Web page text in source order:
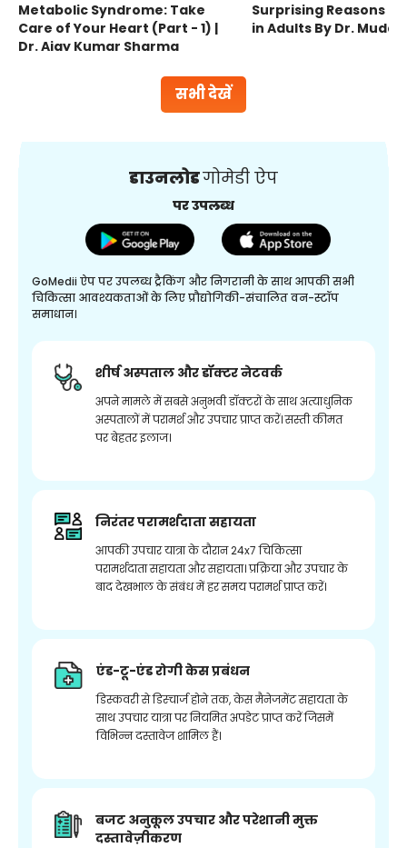
सभी देखें
Metabolic Syndrome: Take
Care of Your Heart (Part - 1) |
Dr. Ajay Kumar Sharma
Surprising Reasons
in Adults By Dr.
डाउनलोडगोमेडी ऐप
पर उपलब्ध
GoMedii ऐप पर उपलब्ध ट्रैकिंग और निगरानी के साथ आपकी सभी
चिकित्सा आवश्यकताओं के लिए प्रौद्योगिकी-संचालित वन-स्टॉप
समाधान।
शीर्ष अस्पताल और डॉक्टर नेटवर्क
अपने मामले में सबसे अनुभवी डॉक्टरों के साथ अत्याधुनिक
अस्पतालों में परामर्श और उपचार प्राप्त करें। सस्ती कीमत
पर बेहतर इलाज।
निरंतर परामर्शदाता सहायता
आपकी उपचार यात्रा के दौरान 24x7 चिकित्सा
परामर्शदाता सहायता और सहायता। प्रक्रिया और उपचार के
बाद देखभाल के संबंध में हर समय परामर्श प्राप्त करें।
एंड-टू-एंड रोगी केस प्रबंधन
डिस्कवरी से डिस्चार्ज होने तक, केस मैनेजमेंट सहायता के
साथ उपचार यात्रा पर नियमित अपडेट प्राप्त करें जिसमें
विभिन्न दस्तावेज शामिल हैं।
बजट अनुकूल उपचार और परेशानी मुक्त
दस्तावेज़ीकरण